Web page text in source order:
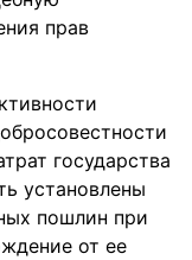
прав
государства
установлены
пошлин при
от ее